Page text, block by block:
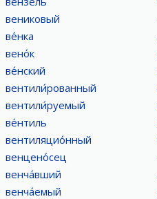
вениковый
ве́нка
вено́к
ве́нский
вентили́рованный
вентили́руемый
ве́нтиль
вентиляцио́нный
венцено́сец
венча́вший
венча́емый